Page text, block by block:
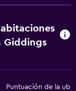
Giddings
Puntuación de la